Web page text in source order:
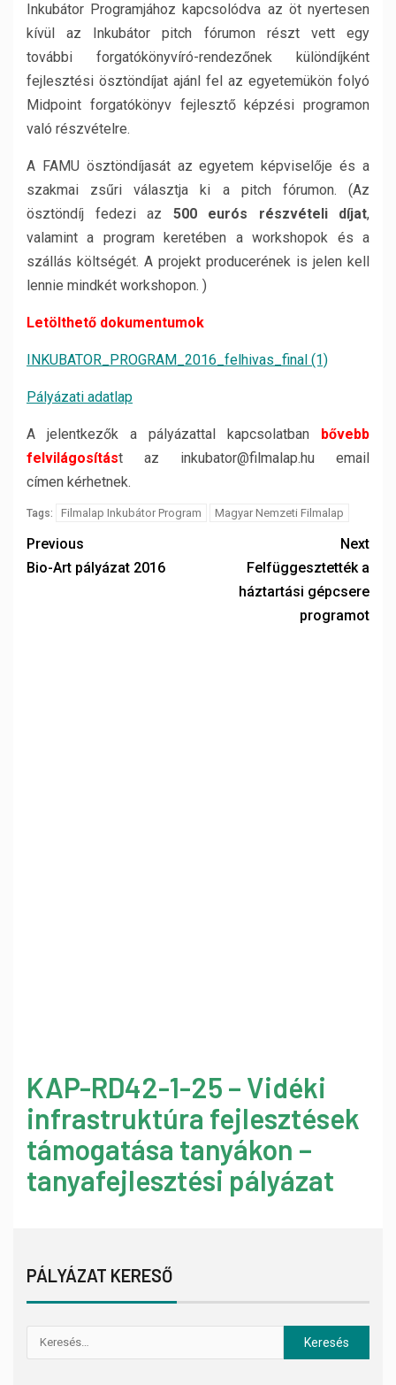
Inkubátor Programjához kapcsolódva az öt nyertesen
kívül az Inkubátor pitch fórumon részt vett egy
további forgatókönyvíró-rendezőnek különdíjként
fejlesztési ösztöndíjat ajánl fel az egyetemükön folyó
Midpoint forgatókönyv fejlesztő képzési programon
való részvételre.
A FAMU ösztöndíjasát az egyetem képviselője és a
szakmai zsűri választja ki a pitch fórumon. (Az
ösztöndíj fedezi az 500 eurós részvételi díjat,
valamint a program keretében a workshopok és a
szállás költségét. A projekt producerének is jelen kell
lennie mindkét workshopon. )
Letölthető dokumentumok
INKUBATOR_PROGRAM_2016_felhivas_final (1)
Pályázati adatlap
A jelentkezők a pályázattal kapcsolatban bővebb
felvilágosítást az inkubator@filmalap.hu email
címen kérhetnek.
Tags: Filmalap Inkubátor Program Magyar Nemzeti Filmalap
Previous
Bio-Art pályázat 2016
Next
Felfüggesztették a
háztartási gépcsere
programot
KAP-RD42-1-25 – Vidéki
infrastruktúra fejlesztések
támogatása tanyákon –
tanyafejlesztési pályázat
PÁLYÁZAT KERESŐ